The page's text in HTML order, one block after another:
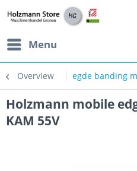
Menu
Overview egde banding
Holzmann mobile
KAM 55V